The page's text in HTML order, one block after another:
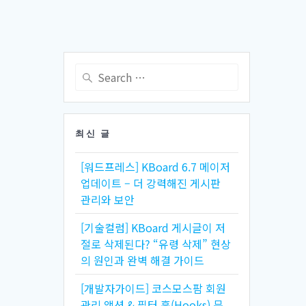
Search
for:
최신 글
[워드프레스] KBoard 6.7 메이저
업데이트 – 더 강력해진 게시판
관리와 보안
[기술컬럼] KBoard 게시글이 저
절로 삭제된다? “유령 삭제” 현상
의 원인과 완벽 해결 가이드
[개발자가이드] 코스모스팜 회원